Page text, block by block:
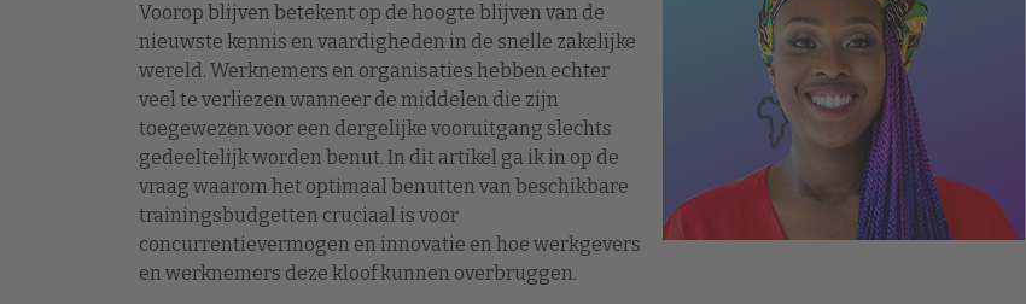
Voorop blijven betekent op de hoogte blijven van de
nieuwste kennis en vaardigheden in de snelle zakelijke
wereld. Werknemers en organisaties hebben echter
veel te verliezen wanneer de middelen die zijn
toegewezen voor een dergelijke vooruitgang slechts
gedeeltelijk worden benut. In dit artikel ga ik in op de
vraag waarom het optimaal benutten van beschikbare
trainingsbudgetten cruciaal is voor
concurrentievermogen en innovatie en hoe werkgevers
en werknemers deze kloof kunnen overbruggen.